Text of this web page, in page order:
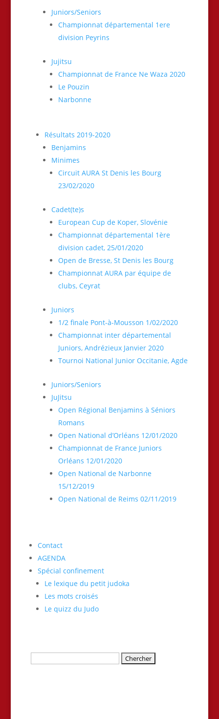
Juniors/Seniors
Championnat départemental 1ere
division Peyrins
Jujitsu
Championnat de France Ne Waza 2020
Le Pouzin
Narbonne
Résultats 2019-2020
Benjamins
Minimes
Circuit AURA St Denis les Bourg
23/02/2020
Cadet(te)s
European Cup de Koper, Slovénie
Championnat départemental 1ère
division cadet, 25/01/2020
Open de Bresse, St Denis les Bourg
Championnat AURA par équipe de
clubs, Ceyrat
Juniors
1/2 finale Pont-à-Mousson 1/02/2020
Championnat inter départemental
Juniors, Andrézieux Janvier 2020
Tournoi National Junior Occitanie, Agde
Juniors/Seniors
JuJitsu
Open Régional Benjamins à Séniors
Romans
Open National d’Orléans 12/01/2020
Championnat de France Juniors
Orléans 12/01/2020
Open National de Narbonne
15/12/2019
Open National de Reims 02/11/2019
Contact
AGENDA
Spécial confinement
Le lexique du petit judoka
Les mots croisés
Le quizz du Judo